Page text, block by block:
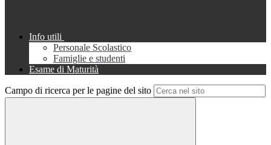
Info utili
Personale Scolastico
Famiglie e studenti
Esame di Maturità
Campo di ricerca per le pagine del sito